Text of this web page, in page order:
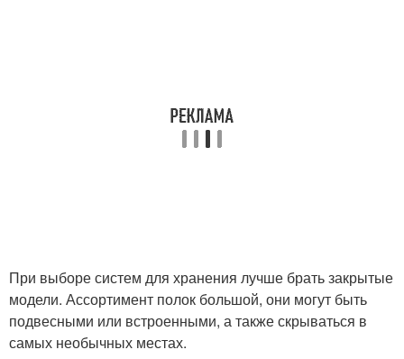
При выборе систем для хранения лучше брать закрытые
модели. Ассортимент полок большой, они могут быть
подвесными или встроенными, а также скрываться в
самых необычных местах.